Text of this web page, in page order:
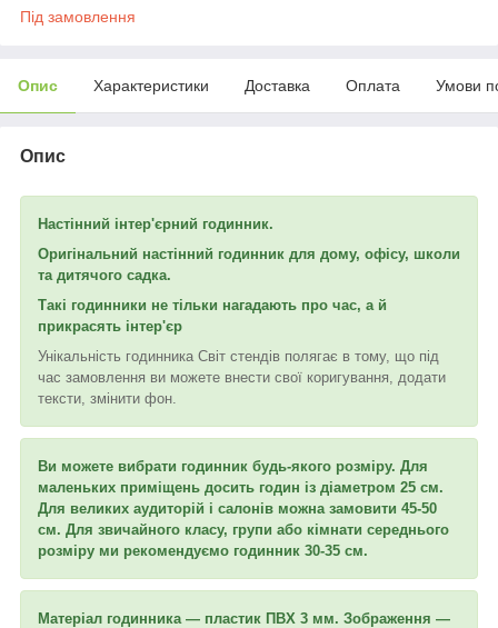
Під замовлення
Опис Характеристики Доставка Оплата Умови
Опис
Настінний інтер'єрний годинник.
Оригінальний настінний годинник для дому, офісу, школи
та дитячого садка.
Такі годинники не тільки нагадають про час, а й
прикрасять інтер'єр
Унікальність годинника Світ стендів полягає в тому, що під
час замовлення ви можете внести свої коригування, додати
тексти, змінити фон.
Ви можете вибрати годинник будь-якого розміру. Для
маленьких приміщень досить годин із діаметром 25 см.
Для великих аудиторій і салонів можна замовити 45-50
см. Для звичайного класу, групи або кімнати середнього
розміру ми рекомендуємо годинник 30-35 см.
Матеріал годинника — пластик ПВХ 3 мм. Зображення —